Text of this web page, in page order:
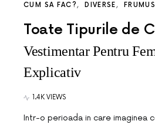
CUM SA FAC? DIVERSE
Toate Tipurile de
Vestimentar Pentru
Explicativ
1.4K VIEWS
Intr-o perioada in care imaginea